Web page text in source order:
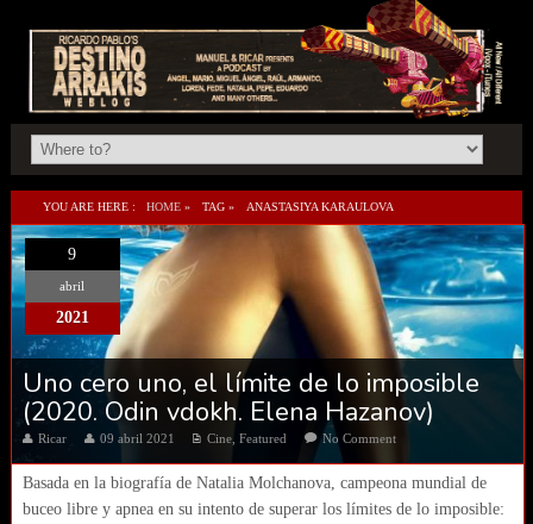
YOU ARE HERE : HOME » TAG » ANASTASIYA KARAULOVA
9
abril
2021
Uno cero uno, el límite de lo imposible
(2020. Odin vdokh. Elena Hazanov)
Ricar 09 abril 2021 Cine, Featured No Comment
Basada en la biografía de Natalia Molchanova, campeona mundial de
buceo libre y apnea en su intento de superar los límites de lo imposible: